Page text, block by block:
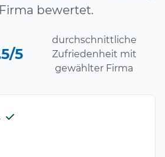
bewertet.
5
durchschnittliche
Zufriedenheit mit
gewählter Firma